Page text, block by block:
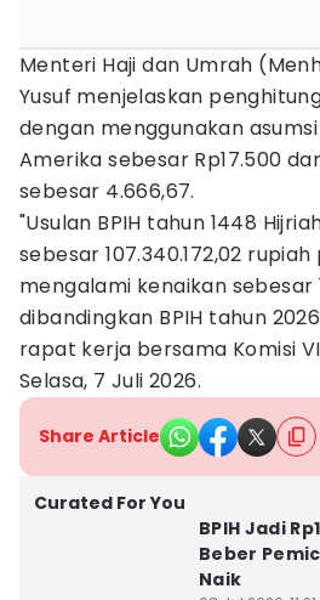
Menteri Haji dan Umrah
Yusuf menjelaskan
dengan menggunakan
Amerika sebesar Rp17.500
sebesar 4.666,67.
"Usulan BPIH tahun 1448
sebesar 107.340.172,02
mengalami kenaikan sebesar
dibandingkan BPIH tahun
rapat kerja bersama Komisi
Selasa, 7 Juli 2026.
Share Article
Curated For You
BPIH Jadi
Beber
Naik